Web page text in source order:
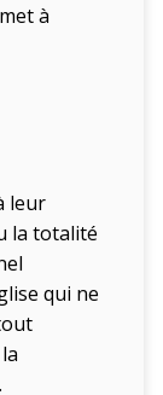
à
leur
la totalité
qui ne